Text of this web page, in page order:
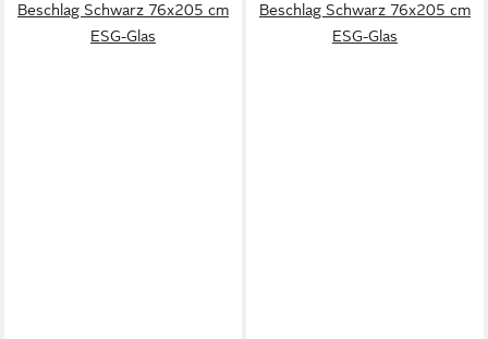
Beschlag Schwarz 76x205 cm
ESG-Glas
Beschlag Schwarz 76x205 cm
ESG-Glas